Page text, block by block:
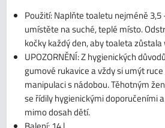
Použití: Naplňte toaletu nejméně
umístěte na suché, teplé místo.
kočky každý den, aby toaleta zůstala
UPOZORNĚNÍ: Z hygienických
gumové rukavice a vždy si umýt
manipulaci s nádobou. Těhotným
se řídily hygienickými doporučeními
mimo dosah dětí.